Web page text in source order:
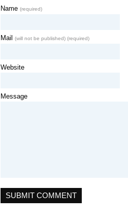
Name (required)
Mail (will not be published) (required)
Website
Message